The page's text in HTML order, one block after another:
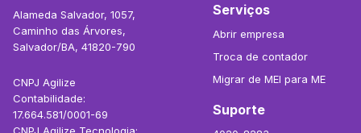
Alameda Salvador, 1057,
Caminho das Árvores,
Salvador/BA, 41820-790
CNPJ Agilize
Contabilidade:
17.664.581/0001-69
Serviços
Abrir empresa
Troca de contador
Migrar de MEI para ME
Suporte